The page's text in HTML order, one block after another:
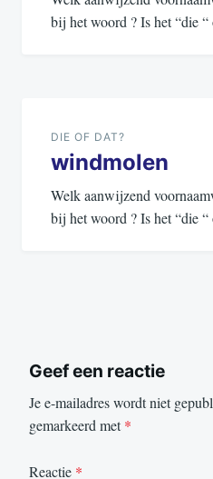
bij het woord ? Is het “die
DIE OF DAT?
windmolen
Welk aanwijzend
bij het woord ? Is het “die
Geef een reactie
Je e-mailadres wordt niet
gemarkeerd met*
Reactie *